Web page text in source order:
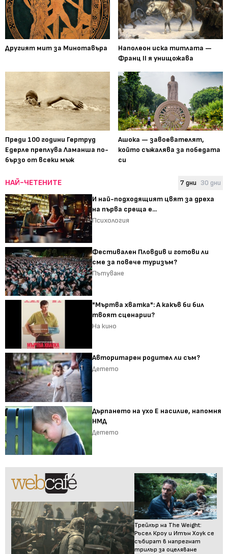
Другият мит за Минотавъра
Наполеон иска титлата —
Франц II я унищожава
Преди 100 години Гертруд
Едерле преплува Ламанша по-
бързо от всеки мъж
Ашока — завоевателят,
който съжалява за победата
си
НАЙ-ЧЕТЕНИТЕ 7 дни 30 дни
И най-подходящият цвят за дреха
на първа среща е...
Психология
Фестивален Пловдив и готови ли
сме за повече туризъм?
Пътуване
"Мъртва хватка": А какъв би бил
твоят сценарии?
На кино
Авторитарен родител ли съм?
Детето
Дърпането на ухо Е насилие, напомня
НМД
Детето
Трейлър на The Weight:
Ръсел Кроу и Итън Хоук се
събират в напрегнат
трилър за оцеляване